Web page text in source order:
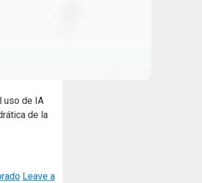
uso de IA
de la
Leave a